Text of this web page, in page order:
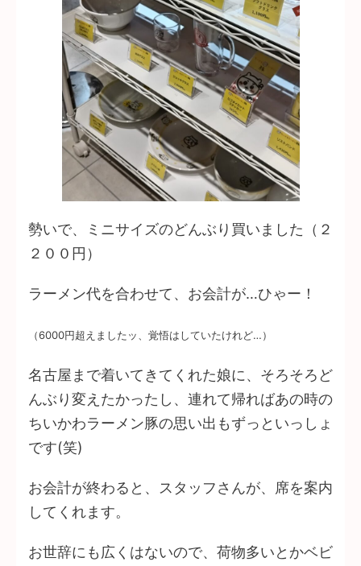
勢いで、ミニサイズのどんぶり買いました（２
２００円）
ラーメン代を合わせて、お会計が…ひゃー！
（6000円超えましたッ、覚悟はしていたけれど…）
名古屋まで着いてきてくれた娘に、そろそろど
んぶり変えたかったし、連れて帰ればあの時の
ちいかわラーメン豚の思い出もずっといっしょ
です(笑)
お会計が終わると、スタッフさんが、席を案内
してくれます。
お世辞にも広くはないので、荷物多いとかベビ